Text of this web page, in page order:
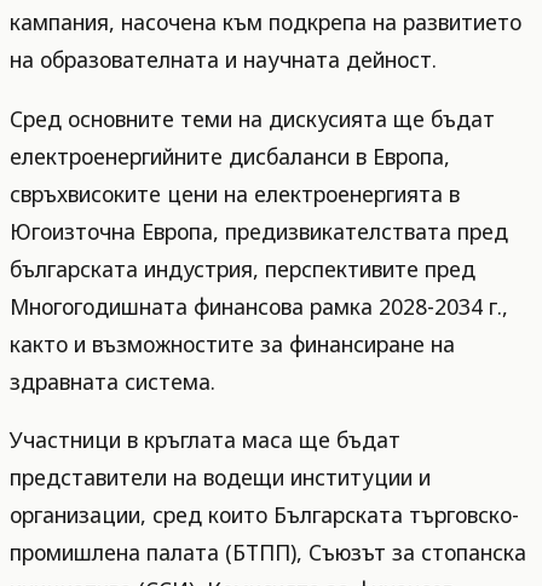
кампания, насочена към подкрепа на развитието
на образователната и научната дейност.
Сред основните теми на дискусията ще бъдат
електроенергийните дисбаланси в Европа,
свръхвисоките цени на електроенергията в
Югоизточна Европа, предизвикателствата пред
българската индустрия, перспективите пред
Многогодишната финансова рамка 2028-2034 г.,
както и възможностите за финансиране на
здравната система.
Участници в кръглата маса ще бъдат
представители на водещи институции и
организации, сред които Българската търговско-
промишлена палата (БТПП), Съюзът за стопанска